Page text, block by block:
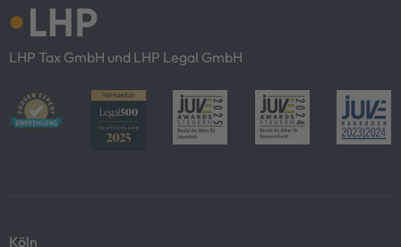
LHP Tax GmbH und LHP Legal GmbH
Köln